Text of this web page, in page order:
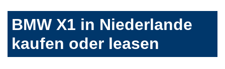
BMW X1 in Niederlande
kaufen oder leasen